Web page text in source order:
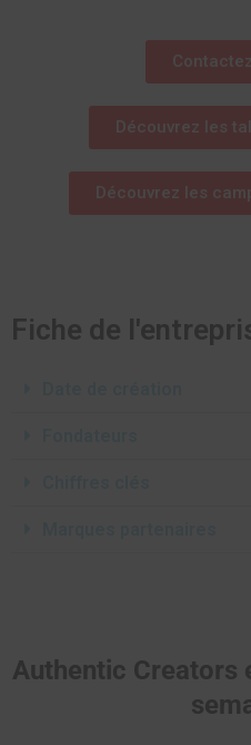
Découvrez les
Découvrez les
Fiche de
Authentic Creators